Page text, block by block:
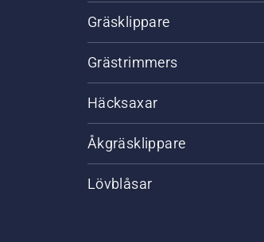
Gräsklippare
Grästrimmers
Häcksaxar
Åkgräsklippare
Lövblåsar